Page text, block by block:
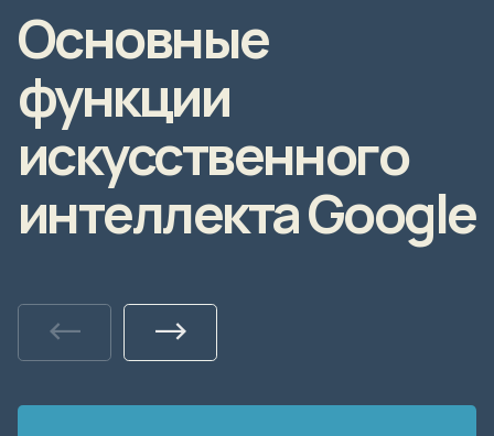
Основные
функции
искусственного
интеллекта Google
Next